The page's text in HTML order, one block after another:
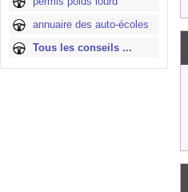
annuaire des auto-écoles
Tous les conseils ...